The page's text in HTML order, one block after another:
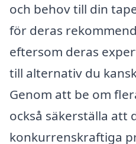
och behov till din
för deras
eftersom deras
till alternativ du
Genom att be om
också säkerställa att
konkurrenskraftiga